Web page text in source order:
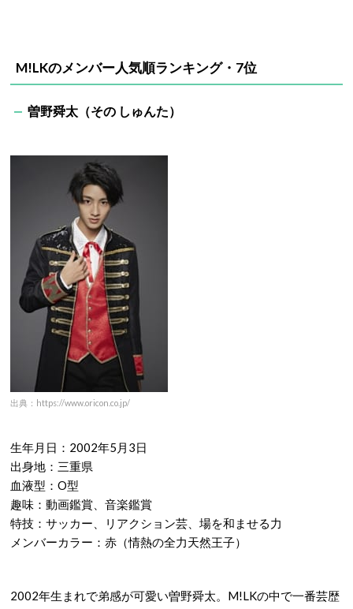
M!LKのメンバー人気順ランキング・7位
曽野舜太（その しゅんた）
出典：https://www.oricon.co.jp/
生年月日：2002年5月3日
出身地：三重県
血液型：O型
趣味：動画鑑賞、音楽鑑賞
特技：サッカー、リアクション芸、場を和ませる力
メンバーカラー：赤（情熱の全力天然王子）
2002年生まれで弟感が可愛い曽野舜太。M!LKの中で一番芸歴